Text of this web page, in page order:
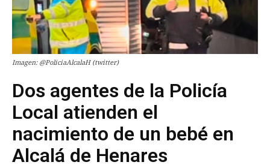
Imagen: @PoliciaAlcalaH (twitter)
Dos agentes de la Policía
Local atienden el
nacimiento de un bebé en
Alcalá de Henares